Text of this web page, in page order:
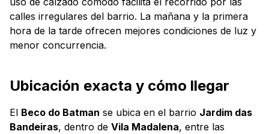
calles irregulares del barrio. La mañana y la primera
hora de la tarde ofrecen mejores condiciones de luz y
menor concurrencia.
Ubicación exacta y cómo llegar
El Beco do Batman se ubica en el barrio Jardim das
Bandeiras, dentro de Vila Madalena, entre las